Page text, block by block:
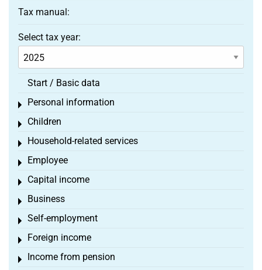
Tax manual:
Select tax year:
Start / Basic data
Personal information
Toggle menu
Children
Toggle menu
Household-related services
Toggle menu
Employee
Toggle menu
Capital income
Toggle menu
Business
Toggle menu
Self-employment
Toggle menu
Foreign income
Toggle menu
Income from pension
Toggle menu